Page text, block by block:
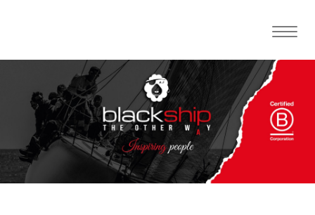
Toggle